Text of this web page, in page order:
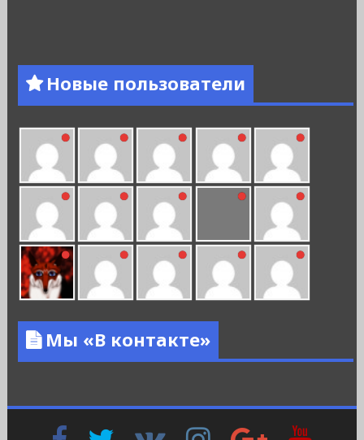
Новые пользователи
Мы «В контакте»
FacebookTwitter InstagramGoogle